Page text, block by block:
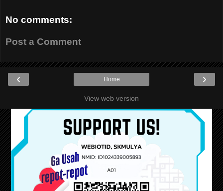
No comments:
Post a Comment
‹ ›
Home
View web version